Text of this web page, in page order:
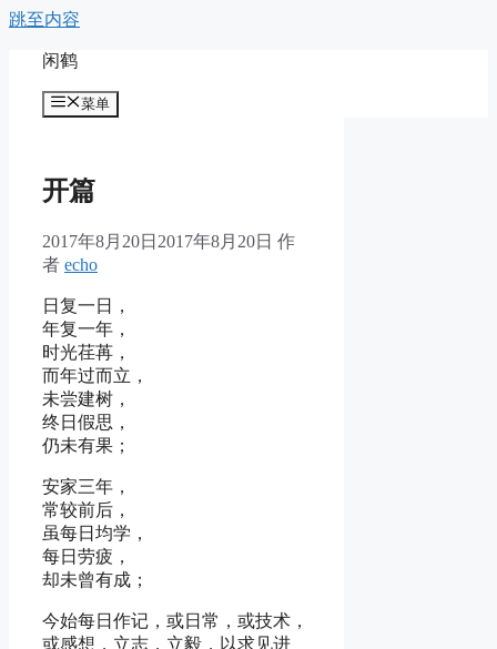
跳至内容
闲鹤
菜单
开篇
2017年8月20日 2017年8月20日 作
者 echo
日复一日，
年复一年，
时光荏苒，
而年过而立，
未尝建树，
终日假思，
仍未有果；
安家三年，
常较前后，
虽每日均学，
每日劳疲，
却未曾有成；
今始每日作记，或日常，或技术，
或感想，立志，立毅，以求见进